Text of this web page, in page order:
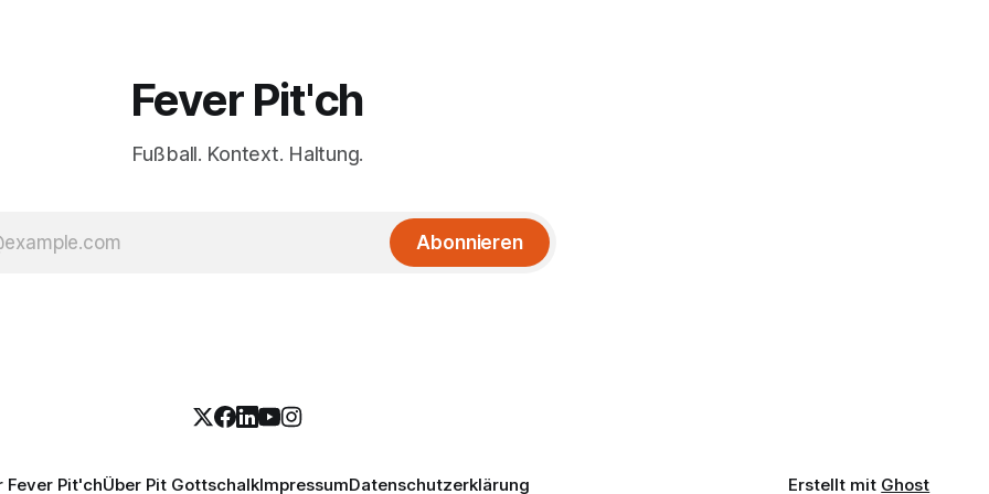
Fever Pit'ch
Fußball. Kontext. Haltung.
Abonnieren
Fever Pit'chÜber Pit GottschalkImpressumDatenschutzerklärung Erstellt mit Ghost